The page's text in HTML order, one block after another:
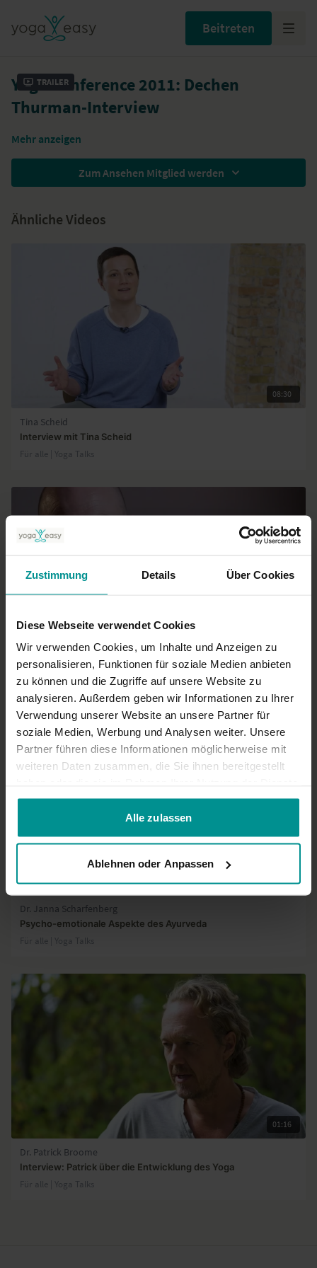
Zustimmung Details Über Cookies
Diese Webseite verwendet Cookies
Wir verwenden Cookies, um Inhalte und Anzeigen zu
personalisieren, Funktionen für soziale Medien anbieten
zu können und die Zugriffe auf unsere Website zu
analysieren. Außerdem geben wir Informationen zu Ihrer
Verwendung unserer Website an unsere Partner für
soziale Medien, Werbung und Analysen weiter. Unsere
Partner führen diese Informationen möglicherweise mit
weiteren Daten zusammen, die Sie ihnen bereitgestellt
gesammelt haben.
Alle zulassen
Ablehnen oder Anpassen
Beitreten
Trailer
Yoga Conference 2011: Dechen
Thurman-Interview
Mehr anzeigen
Zum Ansehen Mitglied werden
Ähnliche Videos
08:30
Tina Scheid
Interview mit Tina Scheid
Für alle | Yoga Talks
Dr. Ronald Steiner
Interview: Warum sollte Yoga olympisch werden?
Für alle | Yoga Talks
09:04
Dr. Janna Scharfenberg
Psycho-emotionale Aspekte des Ayurveda
Für alle | Yoga Talks
01:16
Dr. Patrick Broome
Interview: Patrick über die Entwicklung des Yoga
Für alle | Yoga Talks